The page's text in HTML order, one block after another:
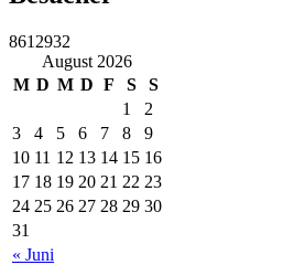
8612932
August 2026
M D M D F S S
« Juni
1
2
3
4 5 6 7 8
9
10 11 12 13 14 15 16
17 18 19 20 21 22 23
24 25 26 27 28 29 30
31